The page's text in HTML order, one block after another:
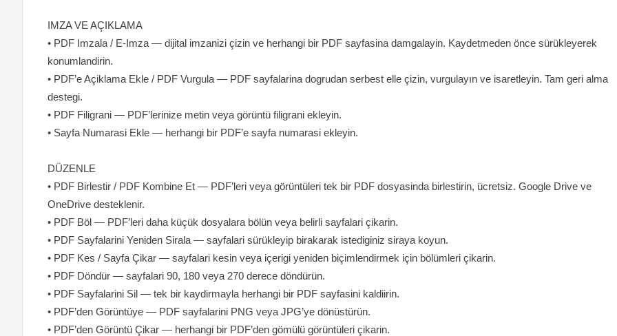
IMZA VE AÇIKLAMA
• PDF Imzala / E-Imza — dijital imzanizi çizin ve herhangi bir PDF sayfasina damgalayin. Kaydetmeden önce sürükleyerek
konumlandirin.
• PDF’e Açiklama Ekle / PDF Vurgula — PDF sayfalarina dogrudan serbest elle çizin, vurgulayın ve isaretleyin. Tam geri alma
destegi.
• PDF Filigrani — PDF’lerinize metin veya görüntü filigrani ekleyin.
• Sayfa Numarasi Ekle — herhangi bir PDF’e sayfa numarasi ekleyin.
DÜZENLE
• PDF Birlestir / PDF Kombine Et — PDF’leri veya görüntüleri tek bir PDF dosyasinda birlestirin, ücretsiz. Google Drive ve
OneDrive desteklenir.
• PDF Böl — PDF’leri daha küçük dosyalara bölün veya belirli sayfalari çikarin.
• PDF Sayfalarini Yeniden Sirala — sayfalari sürükleyip birakarak istediginiz siraya koyun.
• PDF Kes / Sayfa Çikar — sayfalari kesin veya içerigi yeniden biçimlendirmek için bölümleri çikarin.
• PDF Döndür — sayfalari 90, 180 veya 270 derece döndürün.
• PDF Sayfalarini Sil — tek bir kaydirmayla herhangi bir PDF sayfasini kaldiirin.
• PDF’den Görüntüye — PDF sayfalarini PNG veya JPG’ye dönüstürün.
• PDF’den Görüntü Çikar — herhangi bir PDF’den gömülü görüntüleri çikarin.